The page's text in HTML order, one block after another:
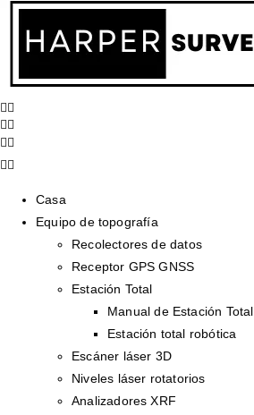
Casa
Equipo de topografía
Recolectores de datos
Receptor GPS GNSS
Estación Total
Manual de Estación Total
Estación total robótica
Escáner láser 3D
Niveles láser rotatorios
Analizadores XRF